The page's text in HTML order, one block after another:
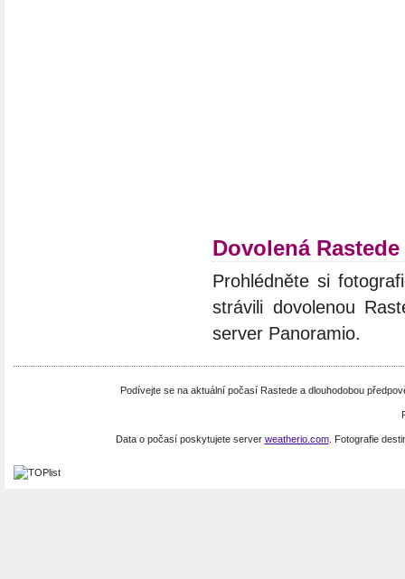
Dovolená Rastede
Prohlédněte si
strávili dovolenou
server Panoramio.
Podívejte se na aktuální počasí Rastede a dlouhodobou
Data o počasí poskytujete server weatherio.com. Fotografie